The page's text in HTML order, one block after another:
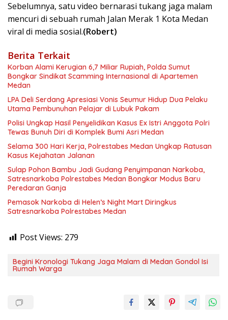
Sebelumnya, satu video bernarasi tukang jaga malam
mencuri di sebuah rumah Jalan Merak 1 Kota Medan
viral di media sosial.(Robert)
Berita Terkait
Korban Alami Kerugian 6,7 Miliar Rupiah, Polda Sumut
Bongkar Sindikat Scamming Internasional di Apartemen
Medan
LPA Deli Serdang Apresiasi Vonis Seumur Hidup Dua Pelaku
Utama Pembunuhan Pelajar di Lubuk Pakam
Polisi Ungkap Hasil Penyelidikan Kasus Ex Istri Anggota Polri
Tewas Bunuh Diri di Komplek Bumi Asri Medan
Selama 300 Hari Kerja, Polrestabes Medan Ungkap Ratusan
Kasus Kejahatan Jalanan
Sulap Pohon Bambu Jadi Gudang Penyimpanan Narkoba,
Satresnarkoba Polrestabes Medan Bongkar Modus Baru
Peredaran Ganja
Pemasok Narkoba di Helen’s Night Mart Diringkus
Satresnarkoba Polrestabes Medan
Post Views: 279
Begini Kronologi Tukang Jaga Malam di Medan Gondol Isi
Rumah Warga